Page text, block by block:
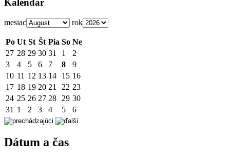
Kalendár
mesiac rok
Po Ut St Št Pia So Ne
27 28 29 30 31 1
2
3
4 5 6 7 8
9
10 11 12 13 14 15 16
17 18 19 20 21 22 23
24 25 26 27 28 29 30
31 1 2 3 4 5 6
Dátum a čas